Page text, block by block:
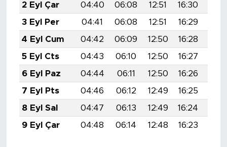
2 Eyl Çar
04:40 06:08 12:51 16:30
3 Eyl Per
04:41 06:08 12:51 16:29
4 Eyl Cum
04:42 06:09 12:50 16:28
5 Eyl Cts
04:43 06:10 12:50 16:27
6 Eyl Paz
04:44 06:11 12:50 16:26
7 Eyl Pts
04:46 06:12 12:49 16:25
8 Eyl Sal
04:47 06:13 12:49 16:24
9 Eyl Çar
04:48 06:14 12:48 16:23